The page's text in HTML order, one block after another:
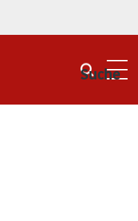
Suche